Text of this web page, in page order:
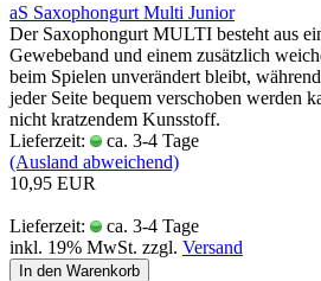
aS Saxophongurt Multi Junior
Der Saxophongurt MULTI besteht aus
Gewebeband und einem zusätzlich
beim Spielen unverändert bleibt,
jeder Seite bequem verschoben werden
nicht kratzendem Kunsstoff.
Lieferzeit:
ca. 3-4 Tage
(Ausland abweichend)
10,95 EUR
Lieferzeit:
ca. 3-4 Tage
inkl. 19% MwSt. zzgl. Versand
In den Warenkorb